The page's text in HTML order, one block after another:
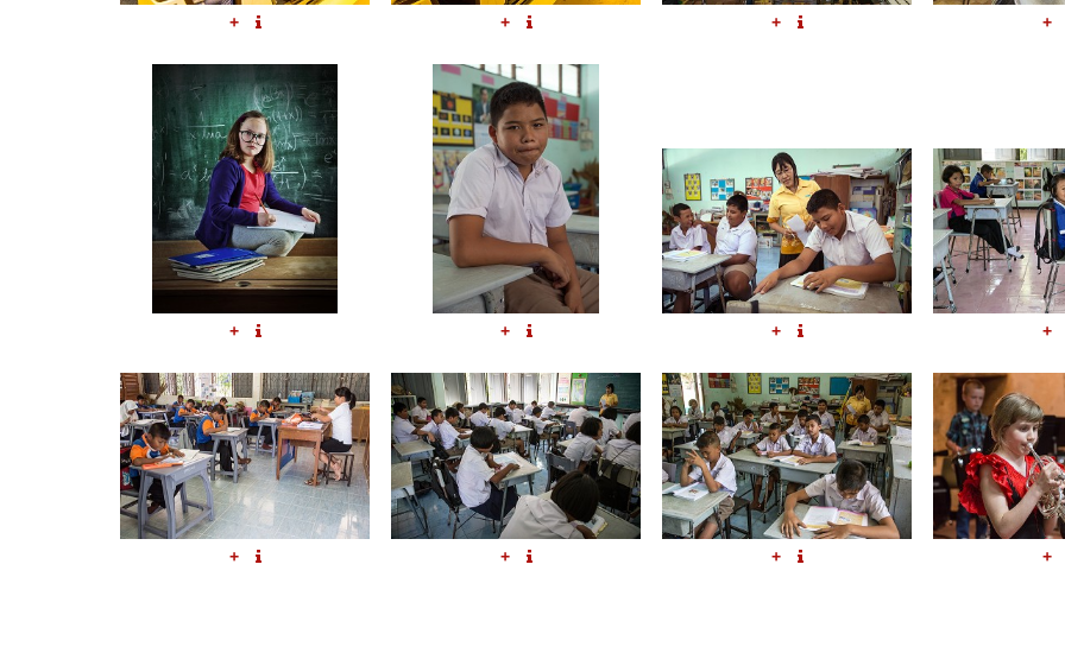
+ + + +
+ + + +
+ + + +